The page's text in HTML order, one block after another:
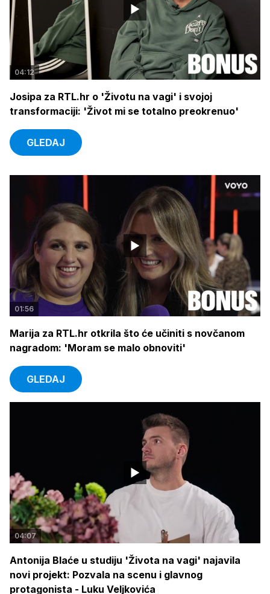
04:12
Josipa za RTL.hr o 'Životu na vagi' i svojoj
transformaciji: 'Život mi se totalno preokrenuo'
GLEDAJ
01:56
Marija za RTL.hr otkrila što će učiniti s novčanom
nagradom: 'Moram se malo obnoviti'
GLEDAJ
04:07
Antonija Blaće u studiju 'Života na vagi' najavila
novi projekt: Pozvala na scenu i glavnog
protagonista - Luku Veljkovića